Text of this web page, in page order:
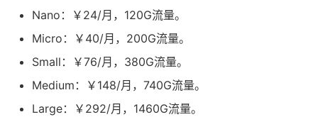
Nano：￥24/月，120G流量。
Micro：￥40/月，200G流量。
Small：￥76/月，380G流量。
Medium：￥148/月，740G流量。
Large：￥292/月，1460G流量。